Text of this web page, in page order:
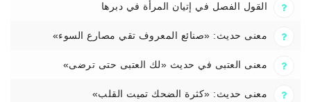
القول الفصل في إتيان المرأة في دبرها
معنى حديث: «صنائع المعروف تقي مصارع السوء»
معنى العتبى في حديث «لك العتبى حتى ترضى»
معنى حديث: «كثرة الضحك تميت القلب»